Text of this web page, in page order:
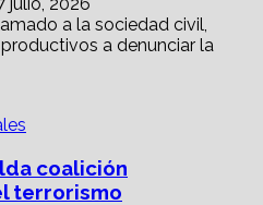
coalición
terrorismo